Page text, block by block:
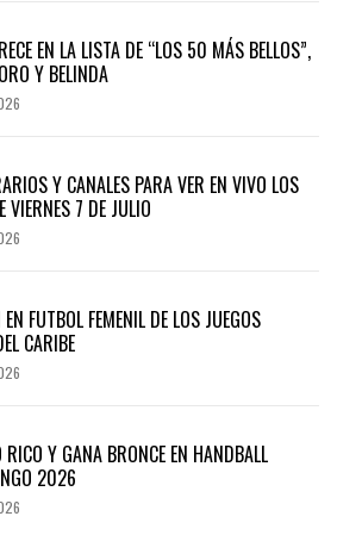
EN LA LISTA DE “LOS 50 MÁS BELLOS”,
Y BELINDA
Y CANALES PARA VER EN VIVO LOS
VIERNES 7 DE JULIO
FUTBOL FEMENIL DE LOS JUEGOS
CARIBE
RICO Y GANA BRONCE EN HANDBALL
2026